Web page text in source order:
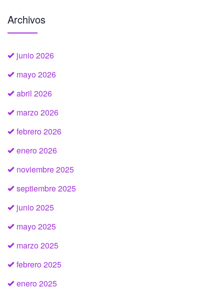
Archivos
junio 2026
mayo 2026
abril 2026
marzo 2026
febrero 2026
enero 2026
noviembre 2025
septiembre 2025
junio 2025
mayo 2025
marzo 2025
febrero 2025
enero 2025